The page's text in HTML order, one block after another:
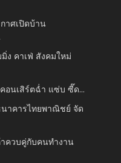
าศเปิดบ้าน
มิ่ง คาเฟ่ สังคมใหม่
อนเสิร์ตฉ่ำ แซ่บ ซี๊ด...
นาคารไทยพาณิชย์ จัด
ควบคู่กับคนทำงาน